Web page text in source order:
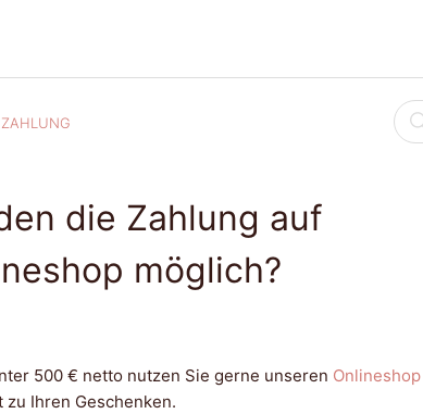
die Zahlung auf
möglich?
500 € netto nutzen Sie gerne unseren Onlineshop
Ihren Geschenken.